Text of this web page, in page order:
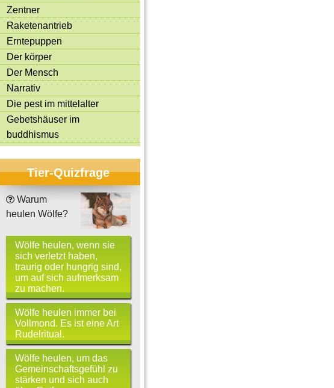
Vor 20 Jahren zerfiel die
Zentner
Raketenantrieb
Erntepuppen
Der körper
Der Mensch
Narrativ
Die pest im mittelalter
Gebetshäuser im
buddhismus
Tier-Quizfrage
Warum
heulen Wölfe?
Wölfe heulen, wenn sie
sich verletzt haben,
traurig oder hungrig sind,
um auf sich aufmerksam
zu machen.
Wölfe heulen immer bei
Vollmond. Es ist eine Art
Rudelritual.
Wölfe heulen, um das
Gemeinschaftsgefühl zu
stärken und sich auch